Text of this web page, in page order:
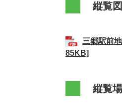
縦覧
三郷駅前
85KB]
縦覧